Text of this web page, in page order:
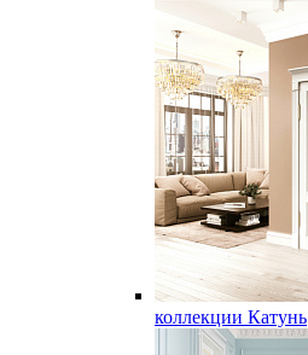
коллекции Катунь